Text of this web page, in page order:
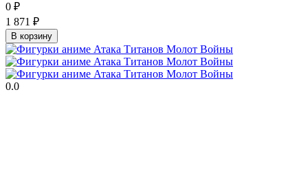
0 ₽
1 871 ₽
В корзину
0.0